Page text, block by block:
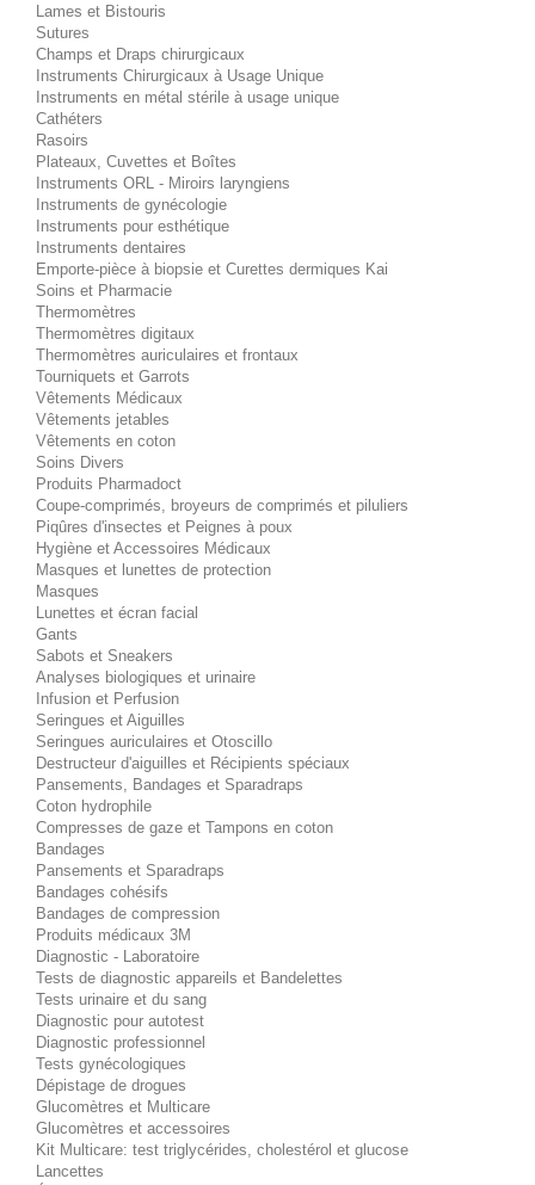
Lames et Bistouris
Sutures
Champs et Draps chirurgicaux
Instruments Chirurgicaux à Usage Unique
Instruments en métal stérile à usage unique
Cathéters
Rasoirs
Plateaux, Cuvettes et Boîtes
Instruments ORL - Miroirs laryngiens
Instruments de gynécologie
Instruments pour esthétique
Instruments dentaires
Emporte-pièce à biopsie et Curettes dermiques Kai
Soins et Pharmacie
Thermomètres
Thermomètres digitaux
Thermomètres auriculaires et frontaux
Tourniquets et Garrots
Vêtements Médicaux
Vêtements jetables
Vêtements en coton
Soins Divers
Produits Pharmadoct
Coupe-comprimés, broyeurs de comprimés et piluliers
Piqûres d'insectes et Peignes à poux
Hygiène et Accessoires Médicaux
Masques et lunettes de protection
Masques
Lunettes et écran facial
Gants
Sabots et Sneakers
Analyses biologiques et urinaire
Infusion et Perfusion
Seringues et Aiguilles
Seringues auriculaires et Otoscillo
Destructeur d'aiguilles et Récipients spéciaux
Pansements, Bandages et Sparadraps
Coton hydrophile
Compresses de gaze et Tampons en coton
Bandages
Pansements et Sparadraps
Bandages cohésifs
Bandages de compression
Produits médicaux 3M
Diagnostic - Laboratoire
Tests de diagnostic appareils et Bandelettes
Tests urinaire et du sang
Diagnostic pour autotest
Diagnostic professionnel
Tests gynécologiques
Dépistage de drogues
Glucomètres et Multicare
Glucomètres et accessoires
Kit Multicare: test triglycérides, cholestérol et glucose
Lancettes